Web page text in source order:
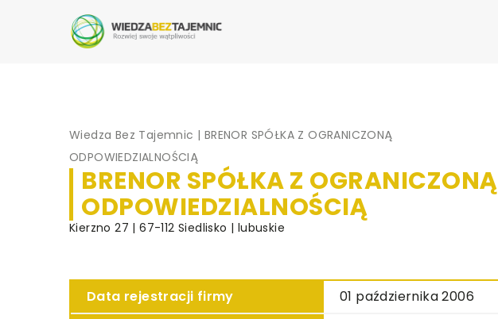
Wiedza Bez Tajemnic | BRENOR SPÓŁKA Z OGRANICZONĄ
ODPOWIEDZIALNOŚCIĄ
BRENOR SPÓŁKA Z OGRANICZONĄ
ODPOWIEDZIALNOŚCIĄ
Kierzno 27 | 67-112 Siedlisko | lubuskie
Data rejestracji firmy
01 października 2006